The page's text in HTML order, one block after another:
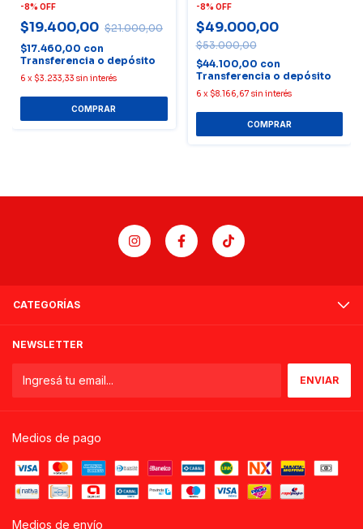
-8% OFF
$19.400,00 $21.000,00
$17.460,00 con
Transferencia o depósito
6 x $3.233,33 sin interés
-8% OFF
$49.000,00
$53.000,00
$44.100,00 con
Transferencia o depósito
6 x $8.166,67 sin interés
CATEGORÍAS
NEWSLETTER
Medios de pago
Medios de envío